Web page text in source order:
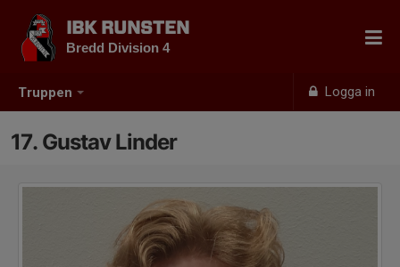
Truppen Logga in
IBK RUNSTEN
Bredd Division 4
17. Gustav Linder